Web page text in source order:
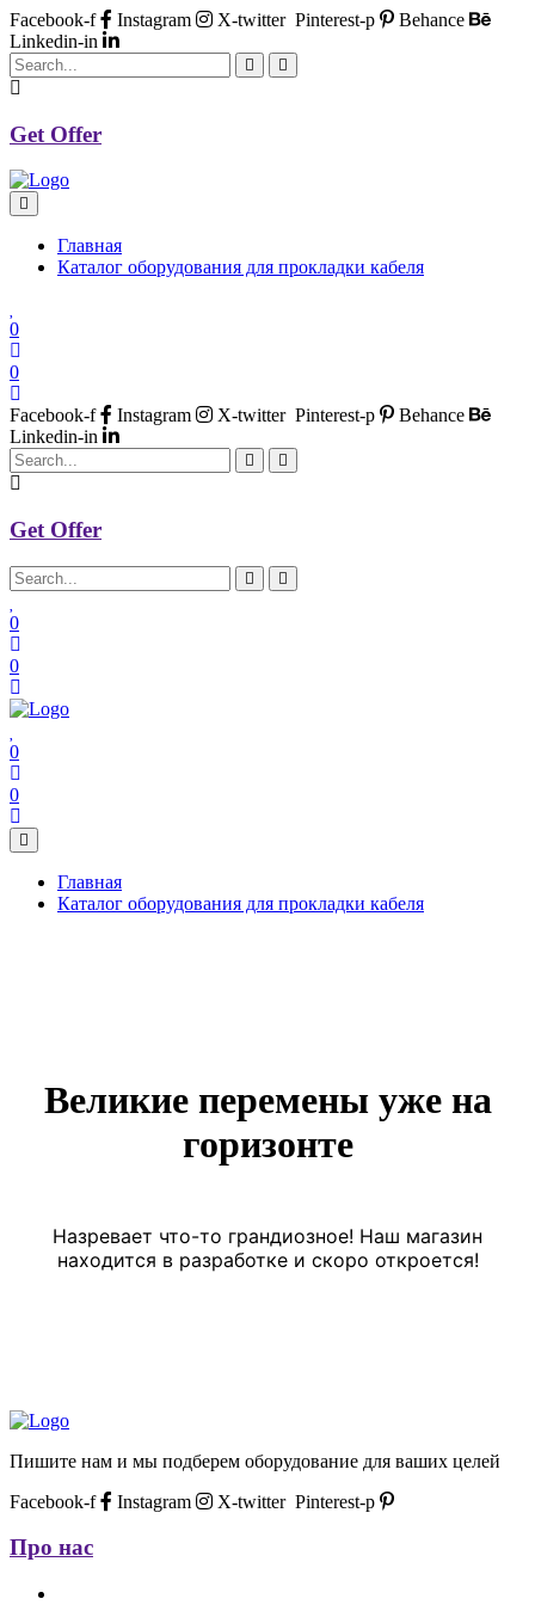
Facebook-f Instagram X-twitter Pinterest-p
Behance
Linkedin-in
Get Offer
Главная
Каталог оборудования для прокладки кабеля
0
0
Facebook-f Instagram X-twitter Pinterest-p
Behance
Linkedin-in
Get Offer
0
0
0
0
Главная
Каталог оборудования для прокладки кабеля
Великие перемены уже на
горизонте
Назревает что-то грандиозное! Наш магазин
находится в разработке и скоро откроется!
Пишите нам и мы подберем оборудование для ваших целей
Facebook-f
Instagram X-twitter Pinterest-p
Про нас